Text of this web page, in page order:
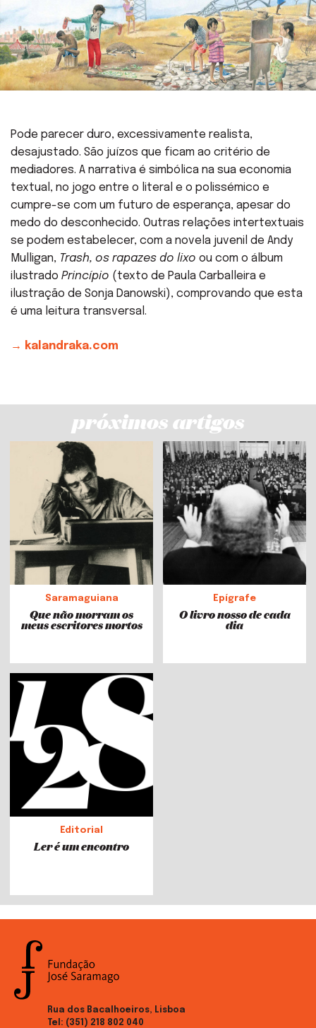
Pode parecer duro, excessivamente realista,
desajustado. São juízos que ficam ao critério de
mediadores. A narrativa é simbólica na sua economia
textual, no jogo entre o literal e o polissémico e
cumpre-se com um futuro de esperança, apesar do
medo do desconhecido. Outras relações intertextuais
se podem estabelecer, com a novela juvenil de Andy
Mulligan, Trash, os rapazes do lixo ou com o álbum
ilustrado Princípio (texto de Paula Carballeira e
ilustração de Sonja Danowski), comprovando que esta
é uma leitura transversal.
→ kalandraka.com
próximos artigos
Saramaguiana
Que não morram os
meus escritores mortos
Epígrafe
O livro nosso de cada
dia
Editorial
Ler é um encontro
Rua dos Bacalhoeiros, Lisboa
Tel: (351) 218 802 040